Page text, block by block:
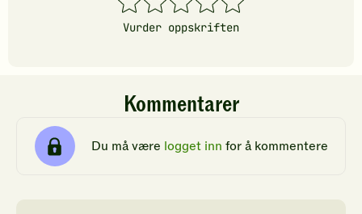
stjernerstjernerstjernerstjernerstjerner
Vurder oppskriften
Kommentarer
Du må være logget inn for å kommentere